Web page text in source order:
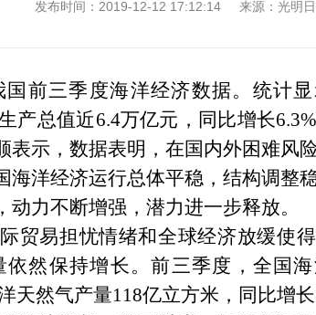
发布时间：2019-12-12 17:12:14 来源：光明
国前三季度海洋经济数据。统计
产总值近6.4万亿元，同比增长6.3%
表示，数据表明，在国内外困难风
海洋经济运行总体平稳，结构调整
力不断增强，潜力进一步释放。
贸易担忧情绪和全球经济放缓使
然保持增长。前三季度，全国
天然气产量118亿立方米，同比增长